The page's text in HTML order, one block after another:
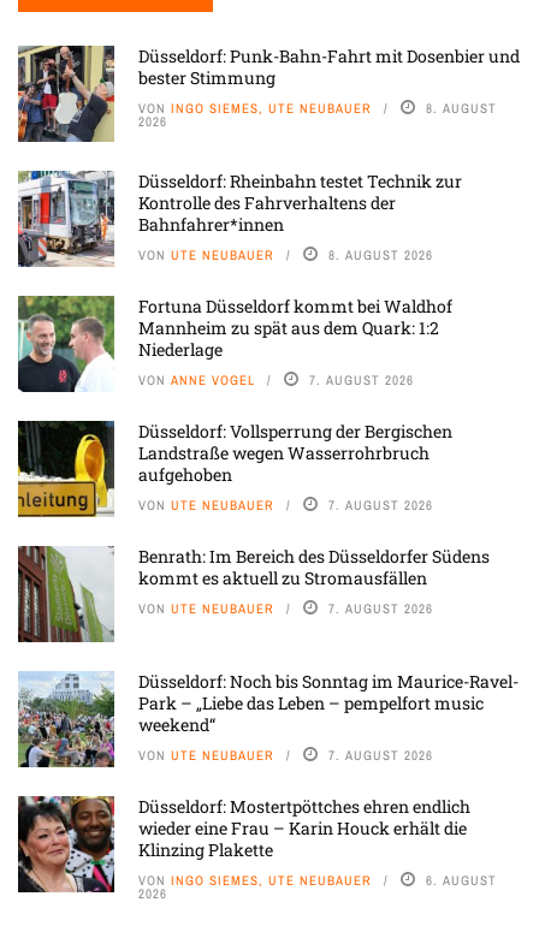
Düsseldorf: Punk-Bahn-Fahrt mit Dosenbier und
bester Stimmung
VON INGO SIEMES, UTE NEUBAUER 8. AUGUST
2026
Düsseldorf: Rheinbahn testet Technik zur
Kontrolle des Fahrverhaltens der
Bahnfahrer*innen
VON UTE NEUBAUER 8. AUGUST 2026
Fortuna Düsseldorf kommt bei Waldhof
Mannheim zu spät aus dem Quark: 1:2
Niederlage
VON ANNE VOGEL 7. AUGUST 2026
Düsseldorf: Vollsperrung der Bergischen
Landstraße wegen Wasserrohrbruch
aufgehoben
VON UTE NEUBAUER 7. AUGUST 2026
Benrath: Im Bereich des Düsseldorfer Südens
kommt es aktuell zu Stromausfällen
VON UTE NEUBAUER 7. AUGUST 2026
Düsseldorf: Noch bis Sonntag im Maurice-Ravel-
Park – „Liebe das Leben – pempelfort music
weekend“
VON UTE NEUBAUER 7. AUGUST 2026
Düsseldorf: Mostertpöttches ehren endlich
wieder eine Frau – Karin Houck erhält die
Klinzing Plakette
VON INGO SIEMES, UTE NEUBAUER 6. AUGUST
2026